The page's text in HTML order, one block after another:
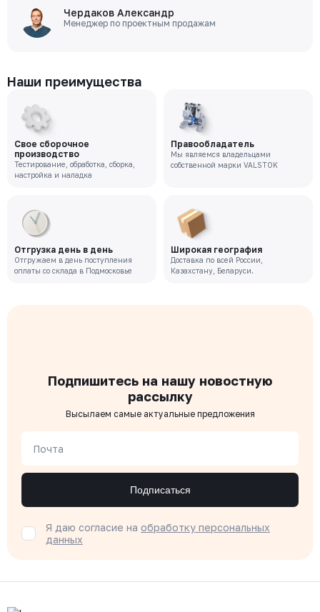
Чердаков Александр
Менеджер по проектным продажам
Наши преимущества
Свое сборочное
производство
Тестирование, обработка, сборка,
настройка и наладка
Правообладатель
Мы являемся владельцами
собственной марки VALSTOK
Отгрузка день в день
Отгружаем в день поступления
оплаты со склада в Подмосковье
Широкая география
Доставка по всей России,
Казахстану, Беларуси.
Подпишитесь на нашу новостную
рассылку
Высылаем самые актуальные предложения
Почта
Подписаться
Я даю согласие на обработку персональных
данных